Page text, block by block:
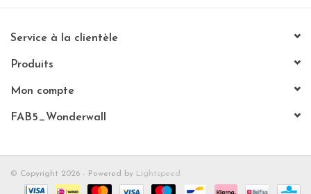
Service à la clientèle
Produits
Mon compte
FAB5_Wonderwall
© Copyright 2026 - Powered by Lightspeed